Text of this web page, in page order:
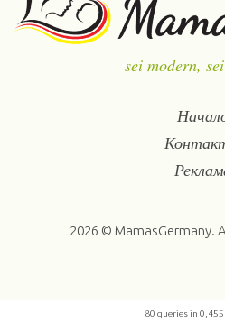
sei modern,
2026 © MamasGermany.
80 queries in 0,455